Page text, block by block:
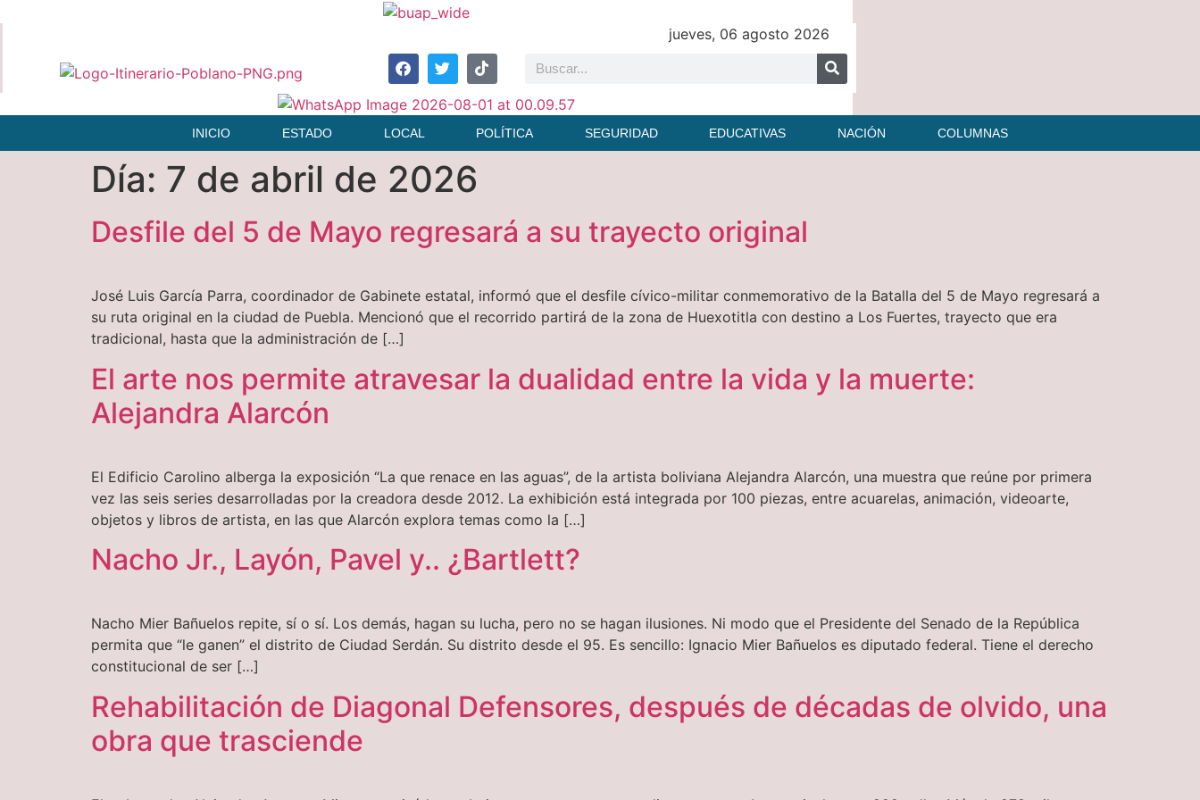
jueves, 06 agosto 2026
INICIO ESTADO LOCAL POLÍTICA SEGURIDAD EDUCATIVAS NACIÓN COLUMNAS
Día: 7 de abril de 2026
Desfile del 5 de Mayo regresará a su trayecto original
José Luis García Parra, coordinador de Gabinete estatal, informó que el desfile cívico-militar conmemorativo de la Batalla del 5 de Mayo regresará a
su ruta original en la ciudad de Puebla. Mencionó que el recorrido partirá de la zona de Huexotitla con destino a Los Fuertes, trayecto que era
tradicional, hasta que la administración de […]
El arte nos permite atravesar la dualidad entre la vida y la muerte:
Alejandra Alarcón
El Edificio Carolino alberga la exposición “La que renace en las aguas”, de la artista boliviana Alejandra Alarcón, una muestra que reúne por primera
vez las seis series desarrolladas por la creadora desde 2012. La exhibición está integrada por 100 piezas, entre acuarelas, animación, videoarte,
objetos y libros de artista, en las que Alarcón explora temas como la […]
Nacho Jr., Layón, Pavel y.. ¿Bartlett?
Nacho Mier Bañuelos repite, sí o sí. Los demás, hagan su lucha, pero no se hagan ilusiones. Ni modo que el Presidente del Senado de la República
permita que “le ganen” el distrito de Ciudad Serdán. Su distrito desde el 95. Es sencillo: Ignacio Mier Bañuelos es diputado federal. Tiene el derecho
constitucional de ser […]
Rehabilitación de Diagonal Defensores, después de décadas de olvido, una
obra que trasciende